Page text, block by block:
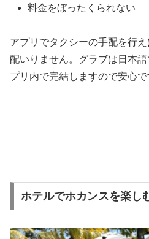
料金をぼったくられない
アプリでタクシーの手配を行
配いりません。グラブは日本
プリ内で完結しますので安心で
ホテルでホカンスを楽し